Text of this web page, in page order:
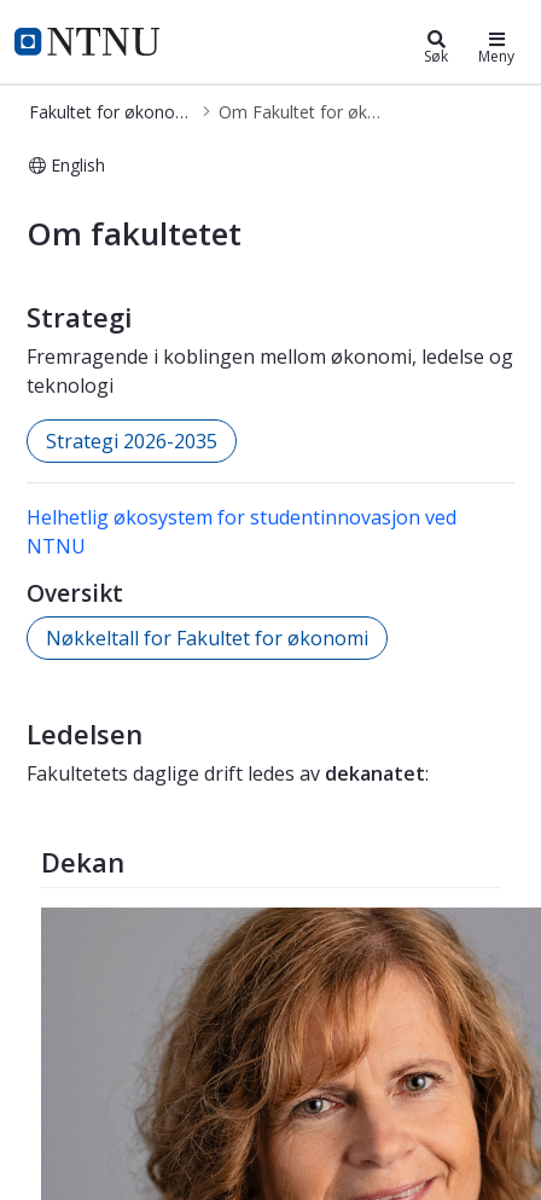
NTNU Hjemmeside
Fakultet for økonomi Søk Meny
Fakultet for økonomi Om Fakultet for økonomi
English
Om fakultetet
Strategi
Fremragende i koblingen mellom økonomi, ledelse og
teknologi
Strategi 2026-2035
Helhetlig økosystem for studentinnovasjon ved
NTNU
Oversikt
Nøkkeltall for Fakultet for økonomi
Ledelsen
Fakultetets daglige drift ledes av dekanatet:
Dekan